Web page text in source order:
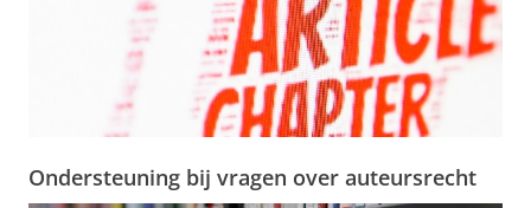
Ondersteuning bij vragen over auteursrecht